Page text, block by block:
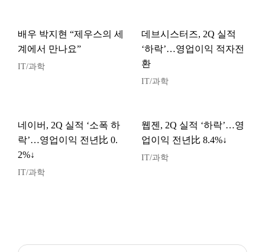
배우 박지현 “제우스의 세
계에서 만나요”
IT/과학
데브시스터즈, 2Q 실적
‘하락’…영업이익 적자전
환
IT/과학
네이버, 2Q 실적 ‘소폭 하
락’…영업이익 전년比 0.
2%↓
IT/과학
웹젠, 2Q 실적 ‘하락’…영
업이익 전년比 8.4%↓
IT/과학